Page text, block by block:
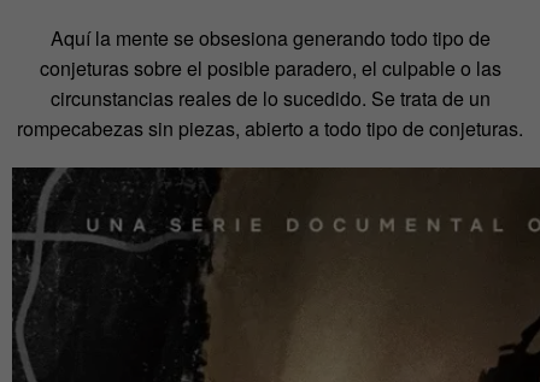
Aquí la mente se obsesiona generando todo tipo de
conjeturas sobre el posible paradero, el culpable o las
circunstancias reales de lo sucedido. Se trata de un
rompecabezas sin piezas, abierto a todo tipo de conjeturas.